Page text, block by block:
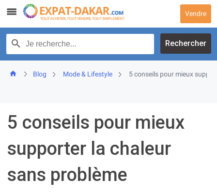
content
Vendre
Recherche par texte
Rechercher
Blog Mode & Lifestyle 5 conseils pour mieux
5 conseils pour mieux
supporter la chaleur
sans problème